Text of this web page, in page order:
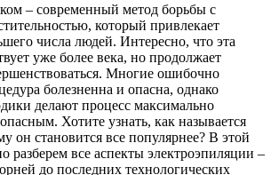
– современный метод борьбы с
который привлекает
числа людей. Интересно, что эта
уже более века, но продолжает
Многие ошибочно
болезненна и опасна, однако
делают процесс максимально
Хотите узнать, как называется
он становится все популярнее? В этой
разберем все аспекты электроэпиляции –
до последних технологических